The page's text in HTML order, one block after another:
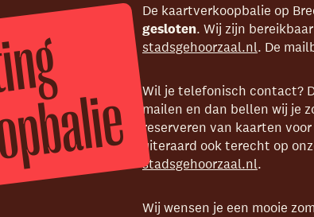
De kaartverkoopbalie op
gesloten. Wij zijn
stadsgehoorzaal.nl. De
Wil je telefonisch contact?
mailen en dan bellen wij je
reserveren van kaarten
uiteraard ook terecht op
stadsgehoorzaal.nl.
Wij wensen je een mooie